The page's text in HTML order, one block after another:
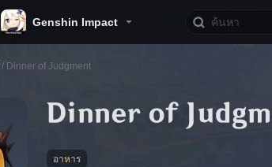
Genshin Impact
/ Dinner of Judgment
Dinner of
อาหาร